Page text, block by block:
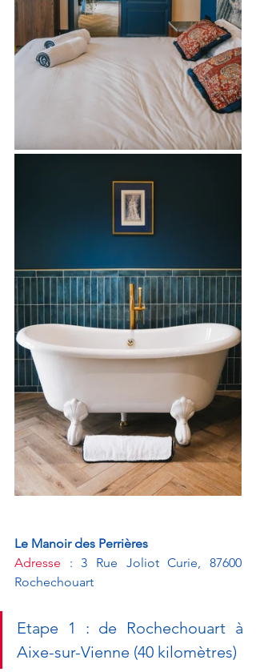
Le Manoir des Perrières
Adresse : 3 Rue Joliot Curie, 87600
Rochechouart
Etape 1 : de Rochechouart à
Aixe-sur-Vienne (40 kilomètres)